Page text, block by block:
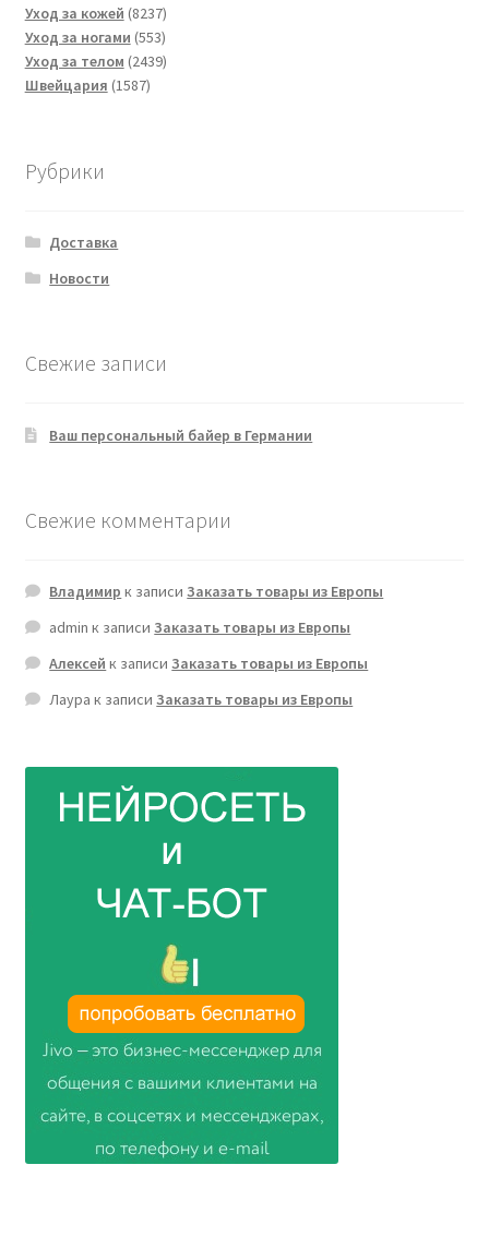
Уход за кожей 82378237
товаров
Уход за ногами 553553
товара
Уход за телом 24392439
Швейцария 15871587
Рубрики
Доставка
Новости
Свежие записи
Ваш персональный байер в Германии
Свежие комментарии
Владимир к записиЗаказать товары из Европы
admin к записиЗаказать товары из Европы
Алексей к записиЗаказать товары из Европы
Лаура к записиЗаказать товары из Европы